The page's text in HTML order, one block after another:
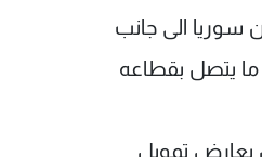
سوريا الى جانب
ما يتصل بقطاعه
يعارض تمويل